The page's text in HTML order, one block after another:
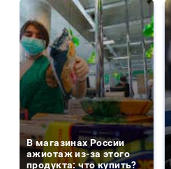
В магазинах России
ажиотаж из-за этого
продукта: что купить?